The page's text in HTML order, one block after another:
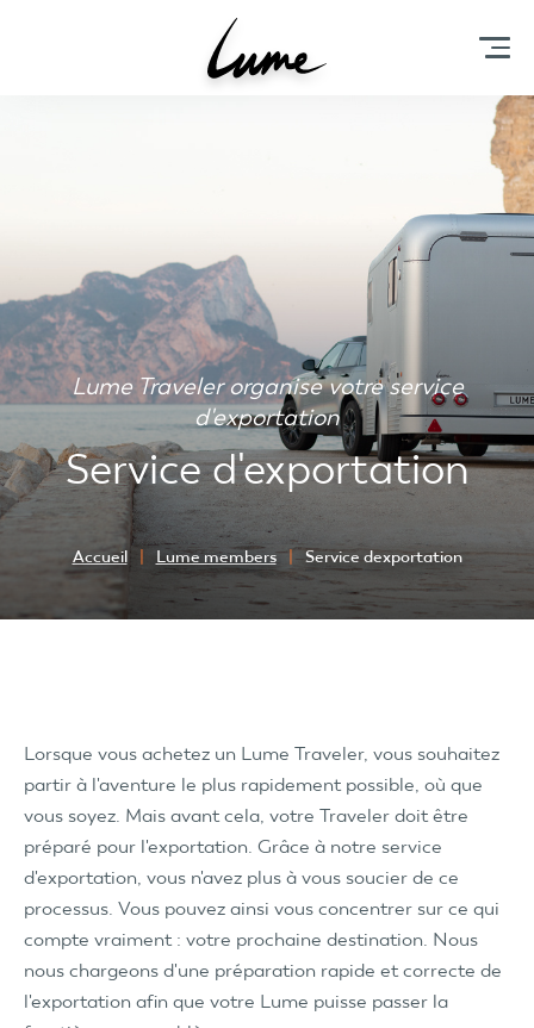
Accueil Lume members Service dexportation
Lume Traveler organise votre service
d'exportation
Service d'exportation
Lorsque vous achetez un Lume Traveler, vous souhaitez
partir à l'aventure le plus rapidement possible, où que
vous soyez. Mais avant cela, votre Traveler doit être
préparé pour l'exportation. Grâce à notre service
d'exportation, vous n'avez plus à vous soucier de ce
processus. Vous pouvez ainsi vous concentrer sur ce qui
compte vraiment : votre prochaine destination. Nous
nous chargeons d'une préparation rapide et correcte de
l'exportation afin que votre Lume puisse passer la